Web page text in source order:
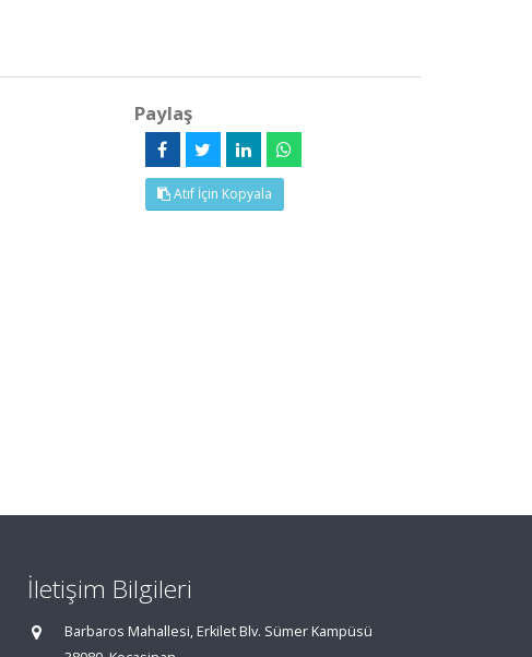
Paylaş
Atıf İçin Kopyala
İletişim Bilgileri
Barbaros Mahallesi, Erkilet Blv. Sümer Kampüsü